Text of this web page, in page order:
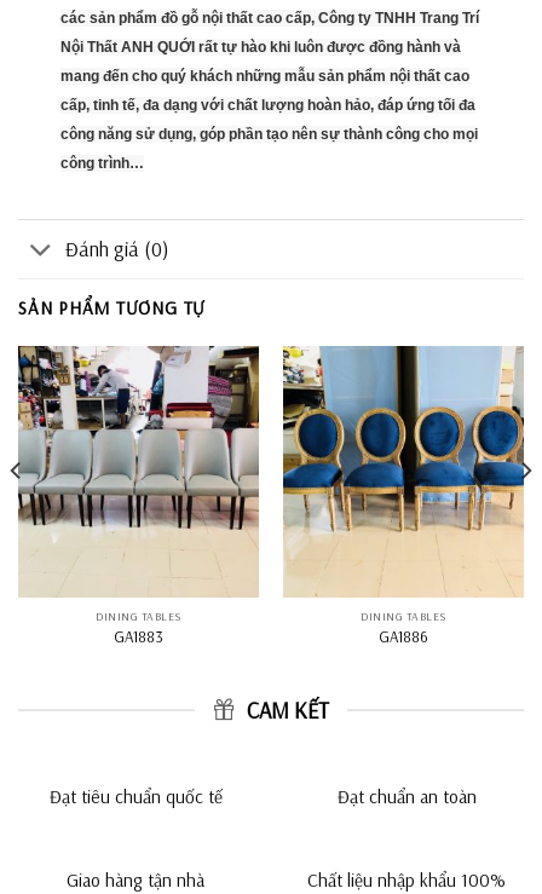
các sản phẩm đồ gỗ nội thất cao cấp, Công ty TNHH Trang Trí
Nội Thất ANH QUỚI rất tự hào khi luôn được đồng hành và
mang đến cho quý khách những mẫu sản phẩm nội thất cao
cấp, tinh tế, đa dạng với chất lượng hoàn hảo, đáp ứng tối đa
công năng sử dụng, góp phần tạo nên sự thành công cho mọi
công trình…
Đánh giá (0)
SẢN PHẨM TƯƠNG TỰ
DINING TABLES
GA1883
DINING TABLES
GA1886
CAM KẾT
Đạt tiêu chuẩn quốc tế Đạt chuẩn an toàn
Giao hàng tận nhà Chất liệu nhập khẩu 100%